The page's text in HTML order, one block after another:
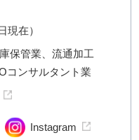
現在）
保管業、流通加工
コンサルタント業
Instagram